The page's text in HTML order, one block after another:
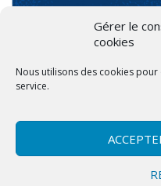
Gérer le
cookies
Nous utilisons des cookies
service.
Politique de